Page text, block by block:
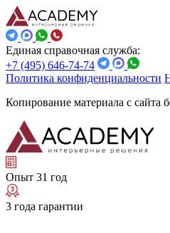
Единая справочная служба:
+7 (495) 646-74-74
Политика конфиденциальности
Копирование материала с сайта
Опыт 31 год
3 года гарантии